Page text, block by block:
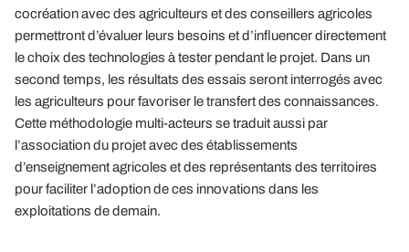
cocréation avec des agriculteurs et des conseillers agricoles
permettront d’évaluer leurs besoins et d’influencer directement
le choix des technologies à tester pendant le projet. Dans un
second temps, les résultats des essais seront interrogés avec
les agriculteurs pour favoriser le transfert des connaissances.
Cette méthodologie multi-acteurs se traduit aussi par
l’association du projet avec des établissements
d’enseignement agricoles et des représentants des territoires
pour faciliter l’adoption de ces innovations dans les
exploitations de demain.